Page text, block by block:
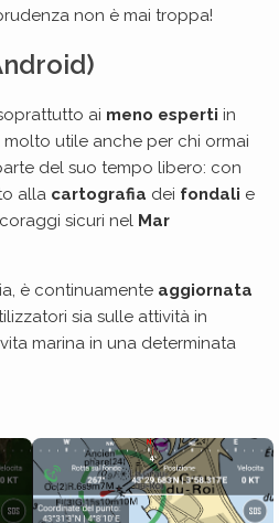
non è mai troppa!
ai meno esperti in
utile anche per chi ormai
del suo tempo libero: con
alla cartografia dei fondali e
sicuri nel Mar
è continuamente aggiornata
sia sulle attività in
marina in una determinata